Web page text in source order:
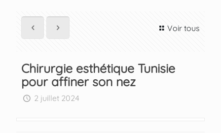
Voir tous
Chirurgie esthétique Tunisie
pour affiner son nez
2 juillet 2024